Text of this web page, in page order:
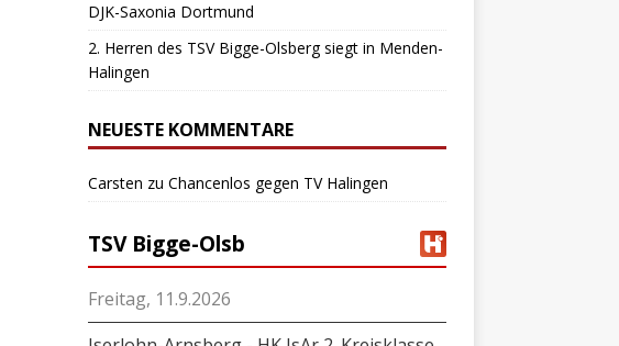
DJK-Saxonia Dortmund
2. Herren des TSV Bigge-Olsberg siegt in Menden-
Halingen
NEUESTE KOMMENTARE
Carsten zu Chancenlos gegen TV Halingen
TSV Bigge-Olsb
Freitag, 11.9.2026